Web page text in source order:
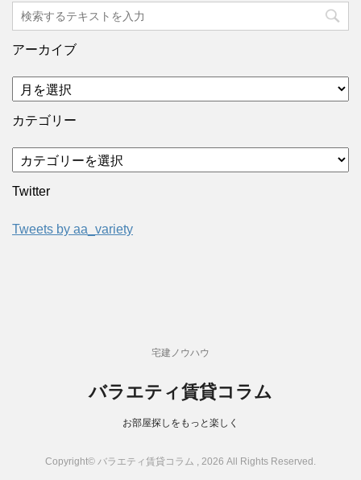
アーカイブ
カテゴリー
Twitter
Tweets by aa_variety
宅建ノウハウ
バラエティ賃貸コラム
お部屋探しをもっと楽しく
Copyright© バラエティ賃貸コラム , 2026 All Rights Reserved.